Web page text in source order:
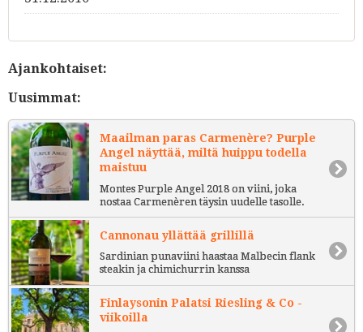
Ajankohtaiset:
Uusimmat:
Maailman paras Carmenère? Purple
Angel näyttää, miltä huippu todella
maistuu
Montes Purple Angel 2018 on viini, joka
nostaa Carmenèren täysin uudelle tasolle.
Cannonau yllättää grillillä
Sardinian punaviini haastaa Malbecin flank
steakin ja chimichurrin kanssa
Finlaysonin Palatsi Riesling & Co -
viikoilla